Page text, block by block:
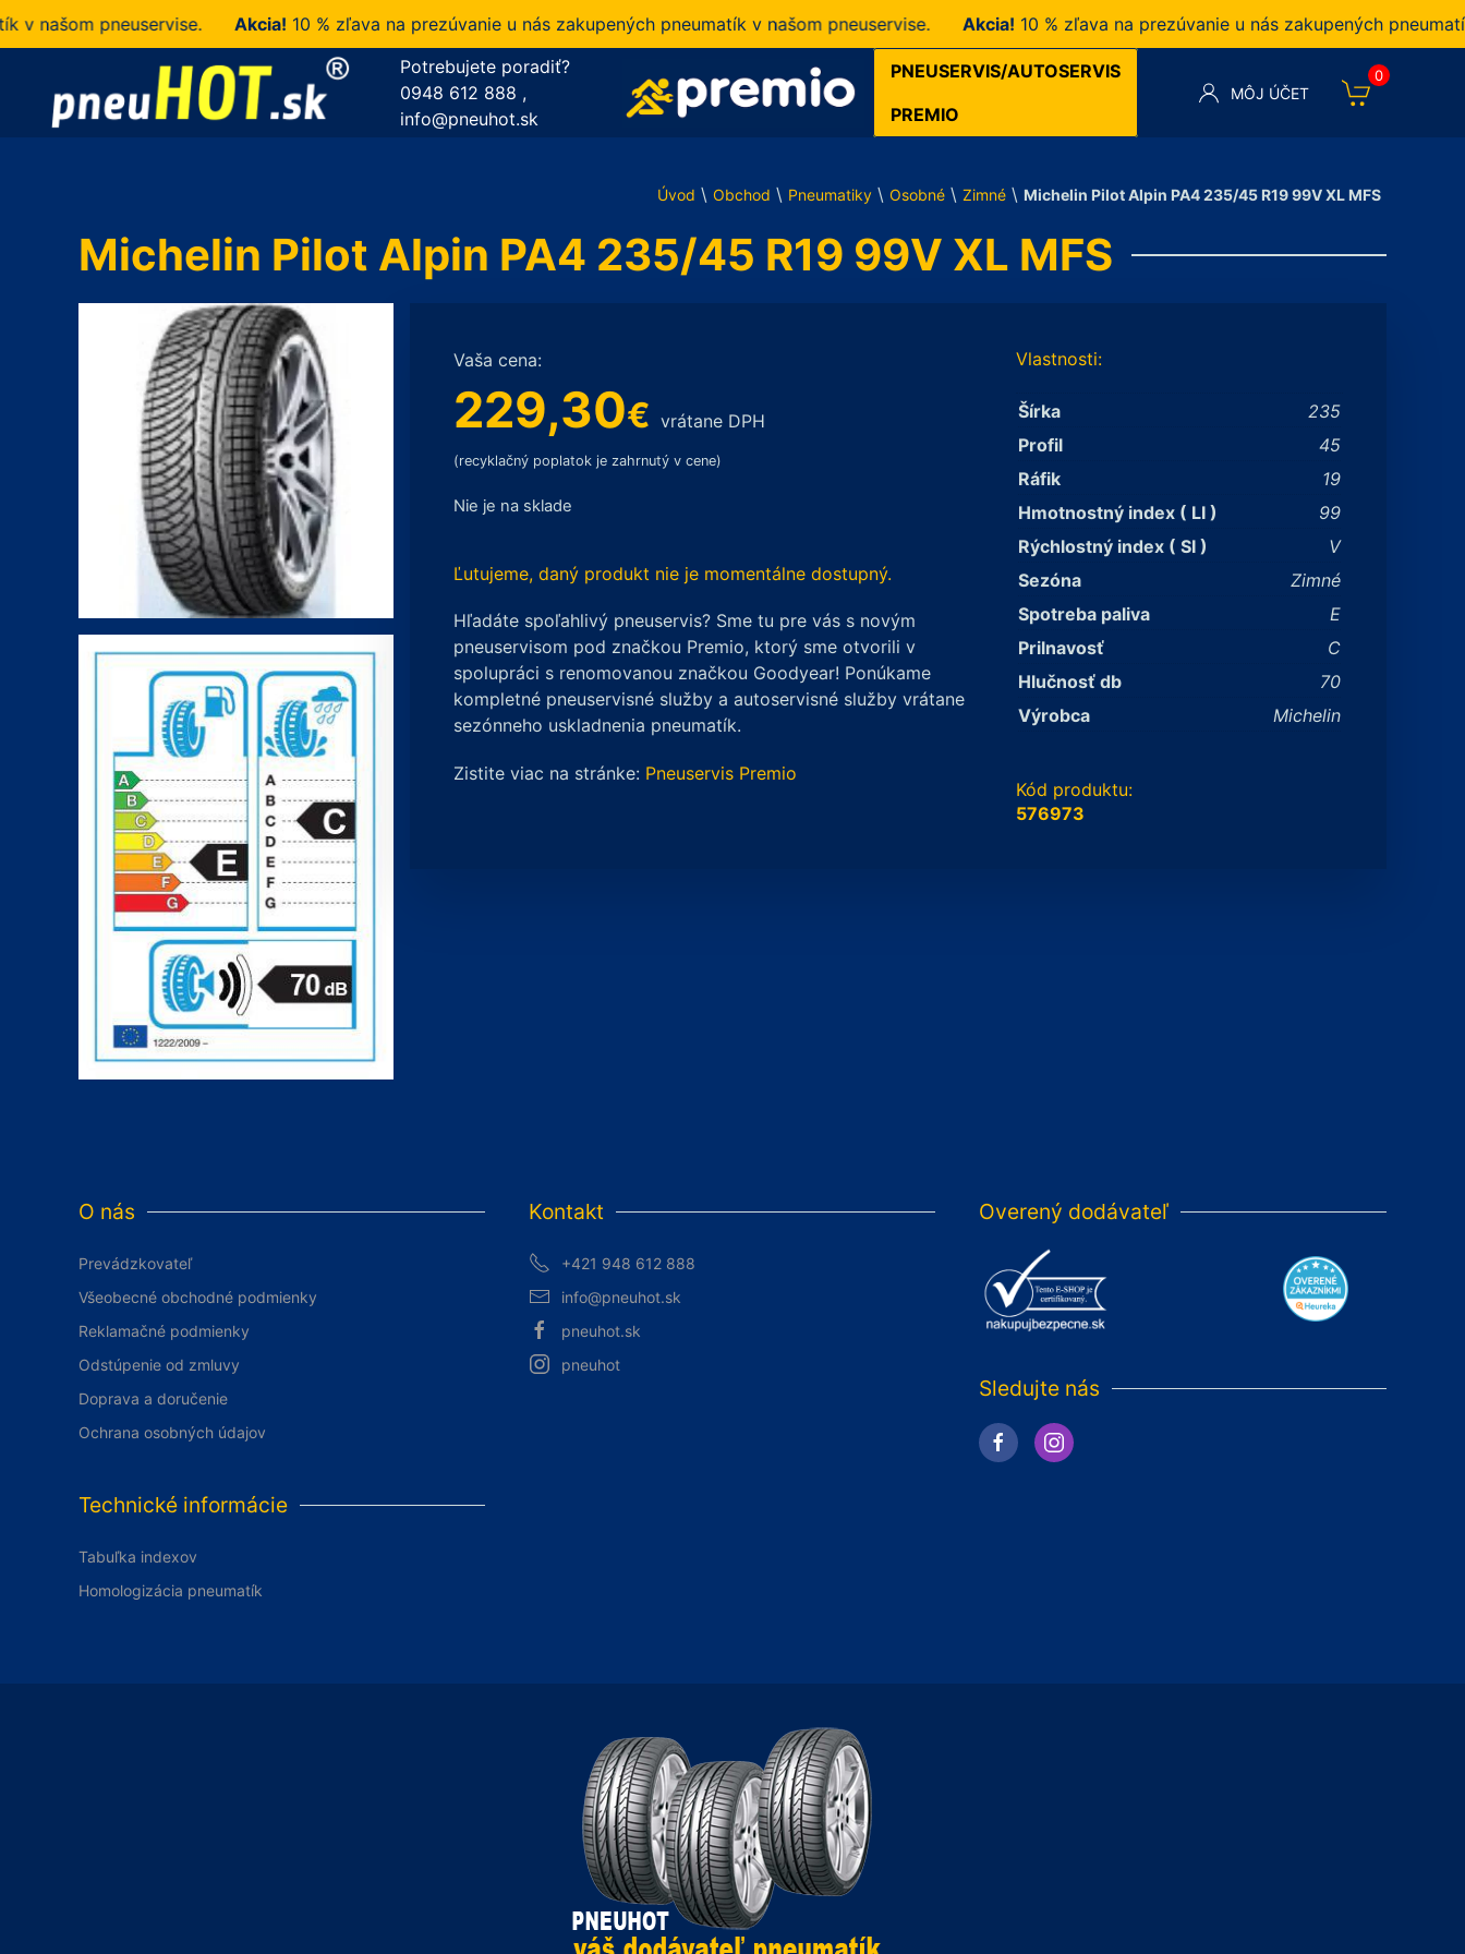
pneuservise. Akcia!10 % zľava na prezúvanie u nás zakupených pneumatík v našom pneuservise. Akcia!10 % zľava na prezúvanie u nás zakupených pneumatík v
Potrebujete poradiť?
0948 612 888 ,
info@pneuhot.sk
PNEUSERVIS/AUTOSERVIS
PREMIO
MÔJ ÚČET
0
Úvod \ Obchod \ Pneumatiky \ Osobné \ Zimné \ Michelin Pilot Alpin PA4 235/45 R19 99V XL MFS
Michelin Pilot Alpin PA4 235/45 R19 99V XL MFS
Vaša cena:
229,30€ vrátane DPH
(recyklačný poplatok je zahrnutý v cene)
Nie je na sklade
Ľutujeme, daný produkt nie je momentálne dostupný.
Hľadáte spoľahlivý pneuservis? Sme tu pre vás s novým
pneuservisom pod značkou Premio, ktorý sme otvorili v
spolupráci s renomovanou značkou Goodyear! Ponúkame
kompletné pneuservisné služby a autoservisné služby vrátane
sezónneho uskladnenia pneumatík.
Zistite viac na stránke: Pneuservis Premio
Vlastnosti:
Šírka
235
Profil
45
Ráfik
19
Hmotnostný index ( LI )
99
Rýchlostný index ( SI )
V
Sezóna
Zimné
Spotreba paliva
E
Prilnavosť
C
Hlučnosť db
70
Výrobca
Michelin
Kód produktu:
576973
O nás
Prevádzkovateľ
Všeobecné obchodné podmienky
Reklamačné podmienky
Odstúpenie od zmluvy
Doprava a doručenie
Ochrana osobných údajov
Technické informácie
Tabuľka indexov
Homologizácia pneumatík
Kontakt
+421 948 612 888
info@pneuhot.sk
pneuhot.sk
pneuhot
Overený dodávateľ
Sledujte nás